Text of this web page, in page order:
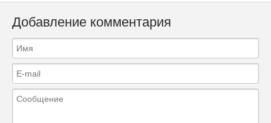
Добавление комментария